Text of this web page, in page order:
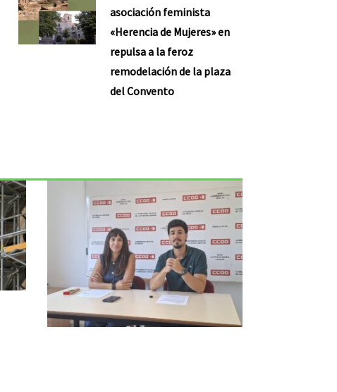
asociación feminista
«Herencia de Mujeres» en
repulsa a la feroz
remodelación de la plaza
del Convento